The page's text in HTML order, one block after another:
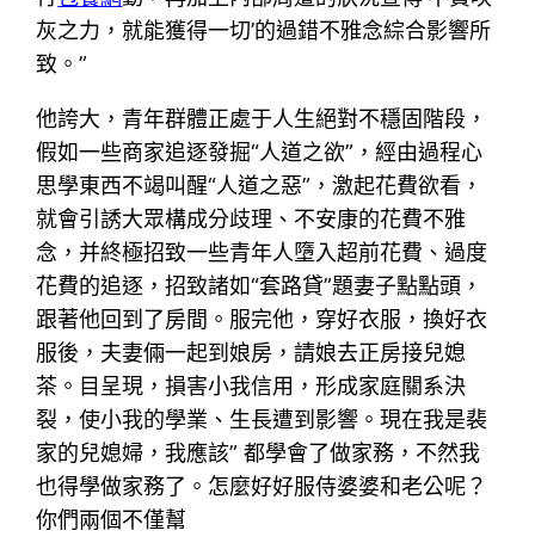
灰之力，就能獲得一切’的過錯不雅念綜合影響所
致。”
他誇大，青年群體正處于人生絕對不穩固階段，
假如一些商家追逐發掘“人道之欲”，經由過程心
思學東西不竭叫醒“人道之惡”，激起花費欲看，
就會引誘大眾構成分歧理、不安康的花費不雅
念，并終極招致一些青年人墮入超前花費、過度
花費的追逐，招致諸如“套路貸”題妻子點點頭，
跟著他回到了房間。服完他，穿好衣服，換好衣
服後，夫妻倆一起到娘房，請娘去正房接兒媳
茶。目呈現，損害小我信用，形成家庭關系決
裂，使小我的學業、生長遭到影響。現在我是裴
家的兒媳婦，我應該” 都學會了做家務，不然我
也得學做家務了。怎麼好好服侍婆婆和老公呢？
你們兩個不僅幫